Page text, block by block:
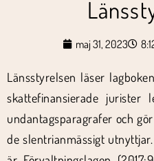
maj 31, 2023
Länsstyrelsen läser
skattefinansierade
undantagsparagrafer och
de slentrianmässigt